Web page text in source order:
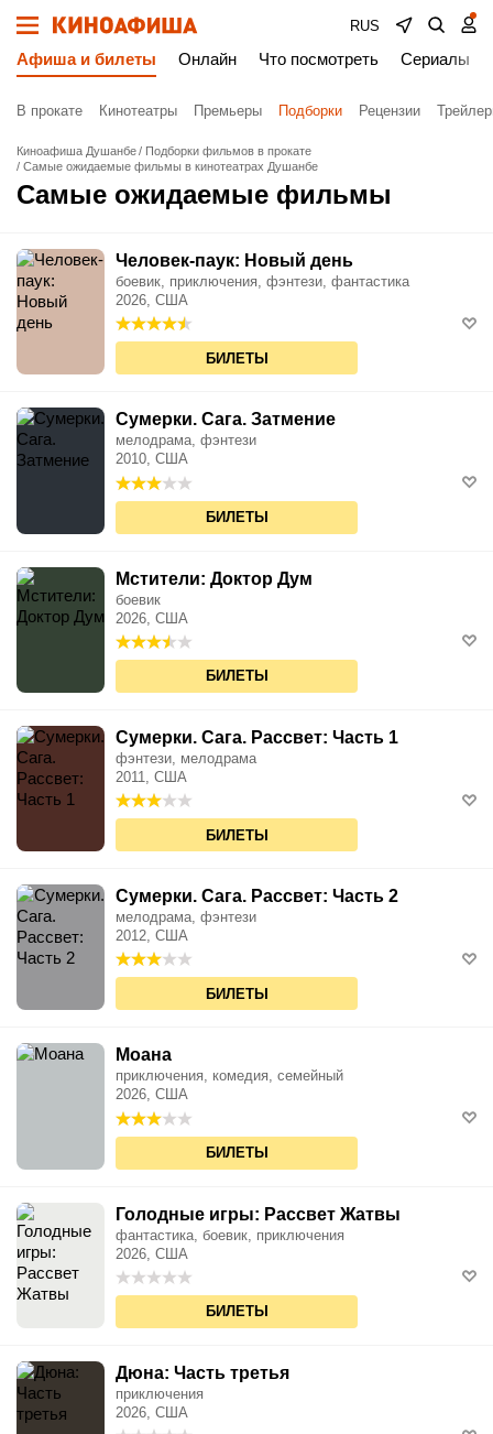
RUS
Афиша и билеты Онлайн Что посмотреть Сериалы
В прокате Кинотеатры Премьеры Подборки Рецензии
Киноафиша Душанбе
Подборки фильмов в прокате
Самые ожидаемые фильмы в кинотеатрах Душанбе
Самые ожидаемые фильмы
Человек-паук: Новый день
боевик, приключения, фэнтези, фантастика
2026, США
БИЛЕТЫ
Сумерки. Сага. Затмение
мелодрама, фэнтези
2010, США
БИЛЕТЫ
Мстители: Доктор Дум
боевик
2026, США
БИЛЕТЫ
Сумерки. Сага. Рассвет: Часть 1
фэнтези, мелодрама
2011, США
БИЛЕТЫ
Сумерки. Сага. Рассвет: Часть 2
мелодрама, фэнтези
2012, США
БИЛЕТЫ
Моана
приключения, комедия, семейный
2026, США
БИЛЕТЫ
Голодные игры: Рассвет Жатвы
фантастика, боевик, приключения
2026, США
БИЛЕТЫ
Дюна: Часть третья
приключения
2026, США